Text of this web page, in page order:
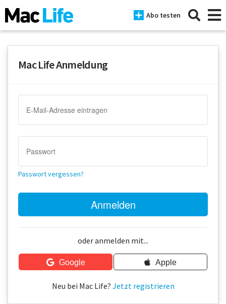
Abo testen
Mac
Tests
Mac Life+
Mac Life Anmeldung
Passwort vergessen?
oder anmelden mit...
Google Apple
Neu bei Mac Life? Jetzt registrieren